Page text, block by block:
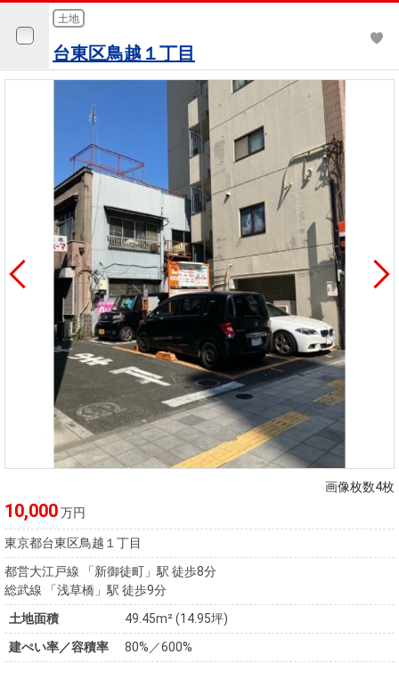
土地
台東区鳥越１丁目
画像枚数4枚
10,000万円
東京都台東区鳥越１丁目
都営大江戸線 「新御徒町」駅 徒歩8分
総武線 「浅草橋」駅 徒歩9分
土地面積
49.45m² (14.95坪)
建ぺい率／容積率
80%／600%